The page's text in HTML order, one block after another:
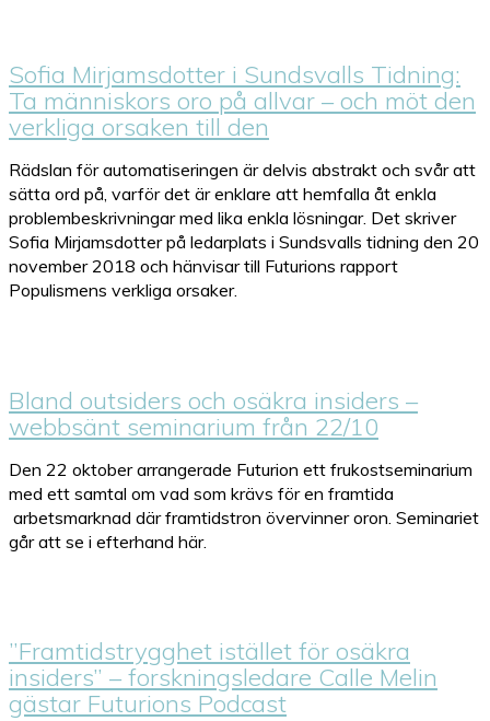
Sofia Mirjamsdotter i Sundsvalls Tidning:
Ta människors oro på allvar – och möt den
verkliga orsaken till den
Rädslan för automatiseringen är delvis abstrakt och svår att
sätta ord på, varför det är enklare att hemfalla åt enkla
problembeskrivningar med lika enkla lösningar. Det skriver
Sofia Mirjamsdotter på ledarplats i Sundsvalls tidning den 20
november 2018 och hänvisar till Futurions rapport
Populismens verkliga orsaker.
Bland outsiders och osäkra insiders –
webbsänt seminarium från 22/10
Den 22 oktober arrangerade Futurion ett frukostseminarium
med ett samtal om vad som krävs för en framtida
arbetsmarknad där framtidstron övervinner oron. Seminariet
går att se i efterhand här.
”Framtidstrygghet istället för osäkra
insiders” – forskningsledare Calle Melin
gästar Futurions Podcast